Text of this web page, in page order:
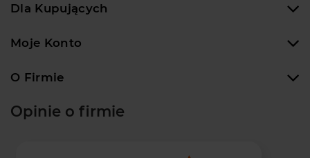
Dla Kupujących
Moje Konto
O Firmie
Opinie o firmie